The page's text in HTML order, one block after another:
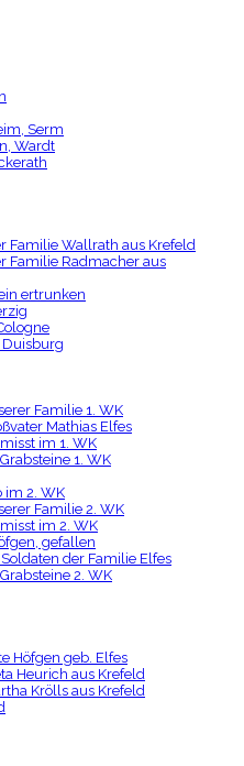
Serm
Wardt
Familie Wallrath aus Krefeld
Familie Radmacher aus
ertrunken
Duisburg
Familie 1. WK
Mathias Elfes
im 1. WK
1. WK
im 2. WK
Familie 2. WK
im 2. WK
gefallen
der Familie Elfes
2. WK
Höfgen geb. Elfes
Heurich aus Krefeld
Krölls aus Krefeld